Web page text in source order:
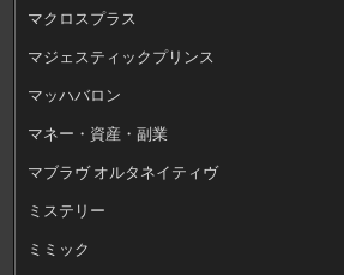
マクロスプラス
マジェスティックプリンス
マッハバロン
マネー・資産・副業
マブラヴ オルタネイティヴ
ミステリー
ミミック